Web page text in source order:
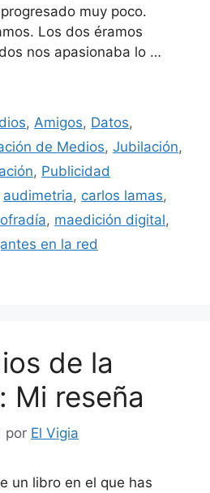
muy poco.
Los dos éramos
nos apasionaba lo …
,Amigos, Datos,
de Medios, Jubilación,
, Publicidad
audimetria, carlos lamas,
, maedición digital,
en la red
de la
Mi reseña
por El Vigia
un libro en el que has